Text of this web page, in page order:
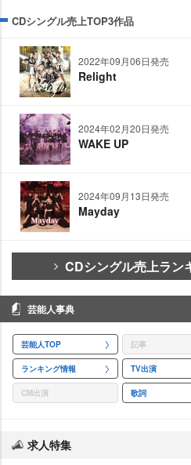
CDシングル売上TOP3作品
2022年09月06日発売
Relight
2024年02月20日発売
WAKE UP
2024年09月13日発売
Mayday
CDシングル売上ラン
芸能人事典
芸能人TOP 記事
ランキング情報 TV出演
CM出演 歌詞
求人特集